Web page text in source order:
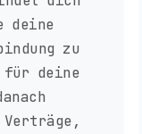
deine
zu
für deine